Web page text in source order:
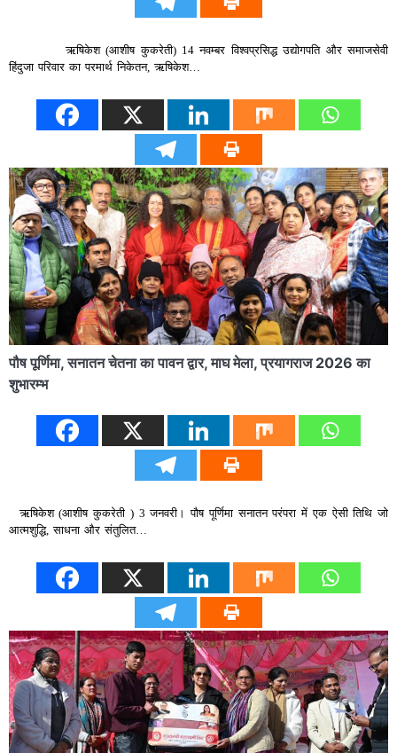
ऋषिकेश (आशीष कुकरेती) 14 नवम्बर विश्वप्रसिद्ध उद्योगपति और समाजसेवी
हिंदुजा परिवार का परमार्थ निकेतन, ऋषिकेश…
पौष पूर्णिमा, सनातन चेतना का पावन द्वार, माघ मेला, प्रयागराज 2026 का
शुभारम्भ
ऋषिकेश (आशीष कुकरेती ) 3 जनवरी। पौष पूर्णिमा सनातन परंपरा में एक ऐसी तिथि जो
आत्मशुद्धि, साधना और संतुलित…